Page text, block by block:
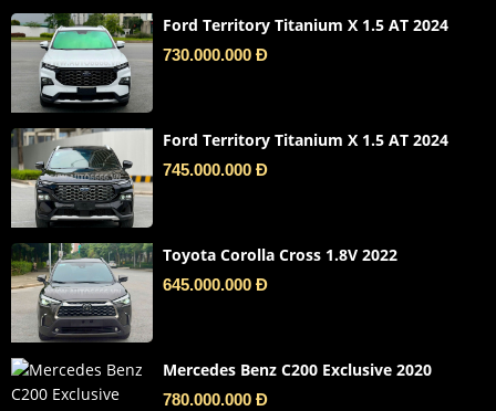
Ford Territory Titanium X 1.5 AT 2024
730.000.000 Đ
Ford Territory Titanium X 1.5 AT 2024
745.000.000 Đ
Toyota Corolla Cross 1.8V 2022
645.000.000 Đ
Mercedes Benz C200 Exclusive 2020
780.000.000 Đ